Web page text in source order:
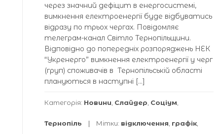
через значний дефіцит в енергосистемі,
вимкнення електроенергії буде відбуватись
відразу по трьох чергах. Повідомляє
телеграм-канал Світло Тернопільщини.
Відповідно до попередніх розпоряджень НЕК
“Укренерго” вимкнення електроенергії у черг
(груп) споживачів в Тернопільській області
плануються в наступні […]
Категорія: Новини, Слайдер, Соціум,
Тернопіль Мітки: відключення, графік,